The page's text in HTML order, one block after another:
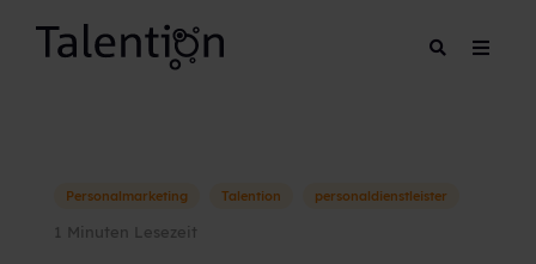
Personalmarketing Talention personaldienstleister
1 Minuten Lesezeit